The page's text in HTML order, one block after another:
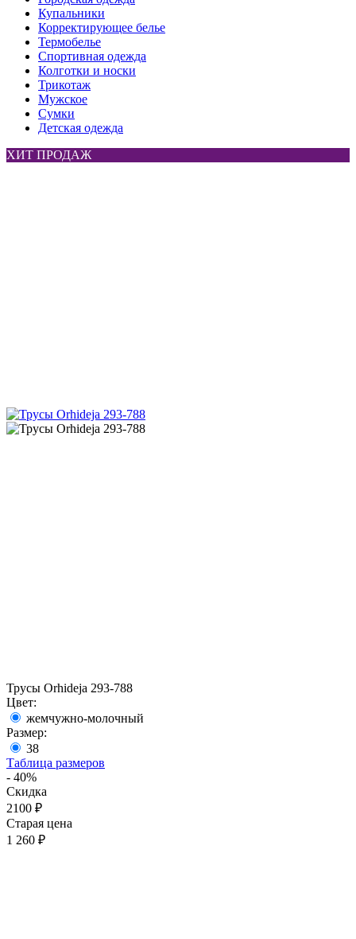
Купальники
Корректирующее белье
Термобелье
Спортивная одежда
Колготки и носки
Трикотаж
Мужское
Сумки
Детская одежда
ХИТ ПРОДАЖ
Трусы Orhideja 293-788
Цвет:
жемчужно-молочный
Размер:
38
Таблица размеров
- 40%
Скидка
2100 ₽
Старая цена
1 260 ₽